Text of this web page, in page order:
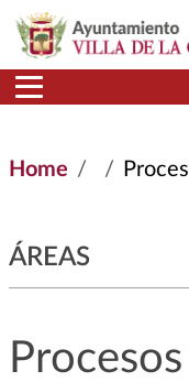
Skip to main content
Home
ÁREAS